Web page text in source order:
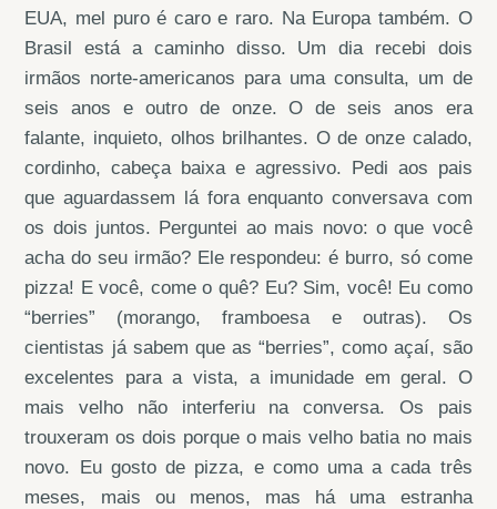
EUA, mel puro é caro e raro. Na Europa também. O
Brasil está a caminho disso. Um dia recebi dois
irmãos norte-americanos para uma consulta, um de
seis anos e outro de onze. O de seis anos era
falante, inquieto, olhos brilhantes. O de onze calado,
cordinho, cabeça baixa e agressivo. Pedi aos pais
que aguardassem lá fora enquanto conversava com
os dois juntos. Perguntei ao mais novo: o que você
acha do seu irmão? Ele respondeu: é burro, só come
pizza! E você, come o quê? Eu? Sim, você! Eu como
“berries” (morango, framboesa e outras). Os
cientistas já sabem que as “berries”, como açaí, são
excelentes para a vista, a imunidade em geral. O
mais velho não interferiu na conversa. Os pais
trouxeram os dois porque o mais velho batia no mais
novo. Eu gosto de pizza, e como uma a cada três
meses, mais ou menos, mas há uma estranha